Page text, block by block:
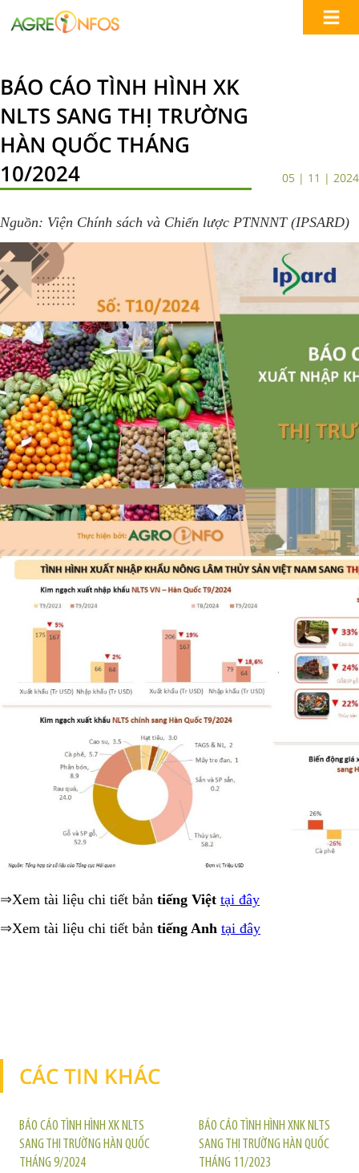
BÁO CÁO TÌNH HÌNH XK
NLTS SANG THỊ TRƯỜNG
HÀN QUỐC THÁNG
10/2024
05 | 11 | 2024
Nguồn: Viện Chính sách và Chiến lược PTNNNT (IPSARD)
⇒Xem tài liệu chi tiết bản tiếng Việt tại đây
⇒Xem tài liệu chi tiết bản tiếng Anh tại đây
CÁC TIN KHÁC
BÁO CÁO TÌNH HÌNH XK NLTS
SANG THỊ TRƯỜNG HÀN QUỐC
THÁNG 9/2024
BÁO CÁO TÌNH HÌNH XNK NLTS
SANG THỊ TRƯỜNG HÀN QUỐC
THÁNG 11/2023